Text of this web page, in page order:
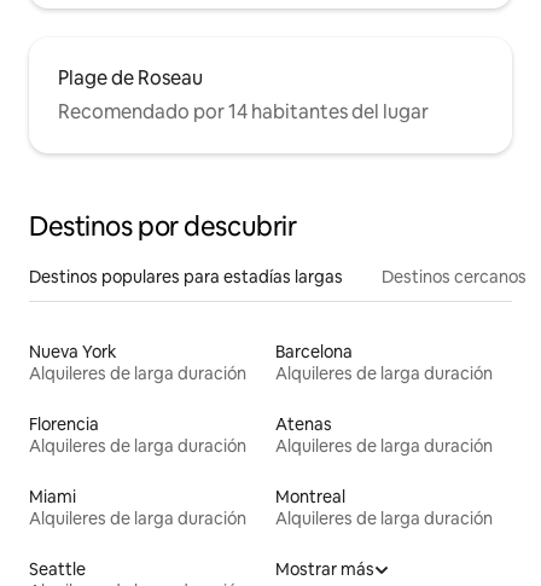
Plage de Roseau
Recomendado por 14 habitantes del lugar
Destinos por descubrir
Destinos populares para estadías largas Destinos cercanos
Nueva York
Alquileres de larga duración
Barcelona
Alquileres de larga duración
Florencia
Alquileres de larga duración
Atenas
Alquileres de larga duración
Miami
Alquileres de larga duración
Montreal
Alquileres de larga duración
Seattle
Mostrar más